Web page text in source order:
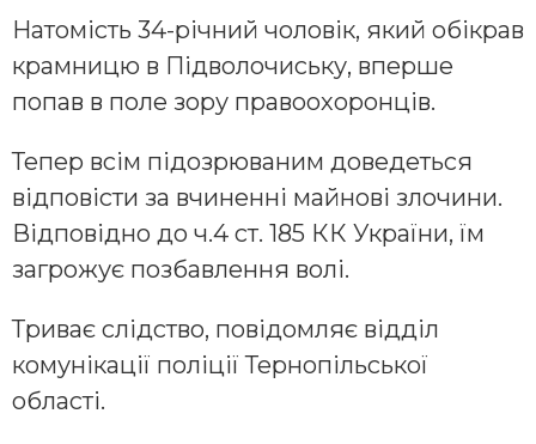
Натомість 34-річний чоловік, який обікрав
крамницю в Підволочиську, вперше
попав в поле зору правоохоронців.
Тепер всім підозрюваним доведеться
відповісти за вчиненні майнові злочини.
Відповідно до ч.4 ст. 185 КК України, їм
загрожує позбавлення волі.
Триває слідство, повідомляє відділ
комунікації поліції Тернопільської
області.